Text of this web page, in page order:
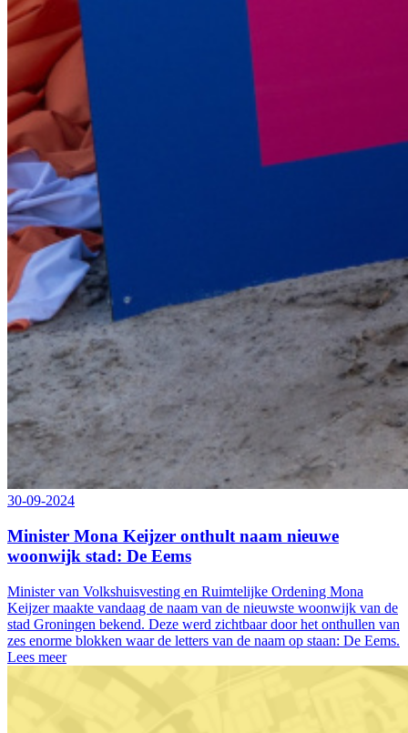
30-09-2024
Minister Mona Keijzer onthult naam nieuwe
woonwijk stad: De Eems
Minister van Volkshuisvesting en Ruimtelijke Ordening Mona
Keijzer maakte vandaag de naam van de nieuwste woonwijk van de
stad Groningen bekend. Deze werd zichtbaar door het onthullen van
zes enorme blokken waar de letters van de naam op staan: De Eems.
Lees meer